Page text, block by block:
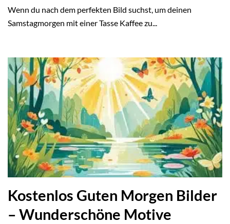
Wenn du nach dem perfekten Bild suchst, um deinen
Samstagmorgen mit einer Tasse Kaffee zu...
Kostenlos Guten Morgen Bilder
– Wunderschöne Motive